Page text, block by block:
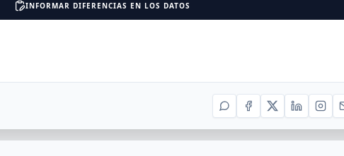
INFORMAR DIFERENCIAS EN LOS DATOS